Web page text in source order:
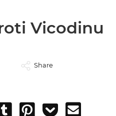
Vicodinu
Share
Post
Pin
Add